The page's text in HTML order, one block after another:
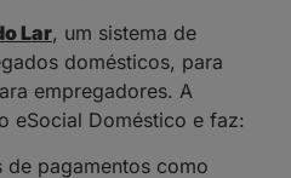
Lar, um sistema de
domésticos, para
empregadores. A
eSocial Doméstico e faz:
pagamentos como